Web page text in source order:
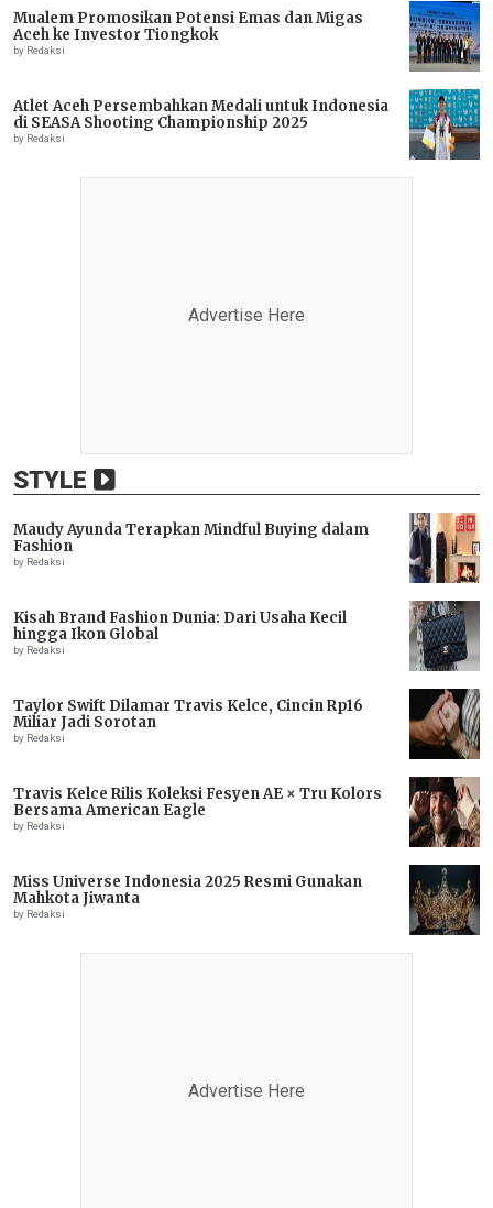
Mualem Promosikan Potensi Emas dan Migas
Aceh ke Investor Tiongkok
by Redaksi
Atlet Aceh Persembahkan Medali untuk Indonesia
di SEASA Shooting Championship 2025
by Redaksi
Advertise Here
STYLE
Maudy Ayunda Terapkan Mindful Buying dalam
Fashion
by Redaksi
Kisah Brand Fashion Dunia: Dari Usaha Kecil
hingga Ikon Global
by Redaksi
Taylor Swift Dilamar Travis Kelce, Cincin Rp16
Miliar Jadi Sorotan
by Redaksi
Travis Kelce Rilis Koleksi Fesyen AE × Tru Kolors
Bersama American Eagle
by Redaksi
Miss Universe Indonesia 2025 Resmi Gunakan
Mahkota Jiwanta
by Redaksi
Advertise Here